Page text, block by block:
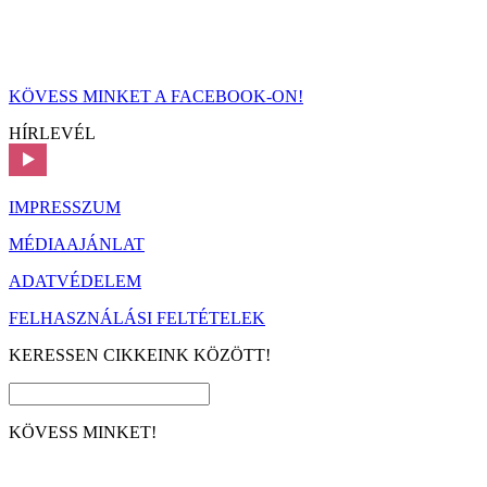
KÖVESS MINKET A FACEBOOK-ON!
HÍRLEVÉL
IMPRESSZUM
MÉDIAAJÁNLAT
ADATVÉDELEM
FELHASZNÁLÁSI FELTÉTELEK
KERESSEN CIKKEINK KÖZÖTT!
KÖVESS MINKET!